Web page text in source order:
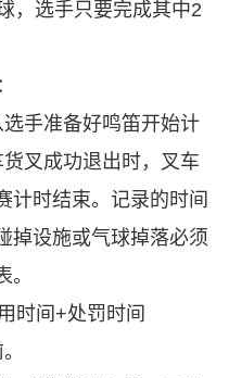
，选手只要完成其中2
选手准备好鸣笛开始计
叉成功退出时，叉车
计时结束。记录的时间
掉设施或气球掉落必须
时间+处罚时间